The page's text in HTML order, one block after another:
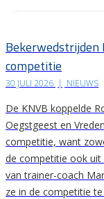
Bekerwedstrijden
competitie
30 JULI 2026 | NIEUWS
De KNVB koppelde
Oegstgeest en
competitie, want
de competitie ook uit
van trainer-coach
ze in de competitie